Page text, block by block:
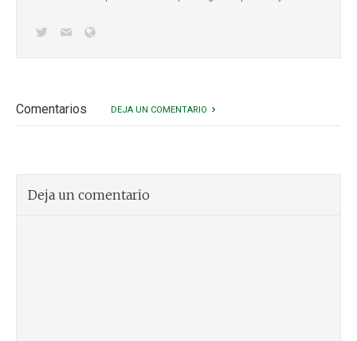
Comentarios DEJA UN COMENTARIO
Deja un comentario